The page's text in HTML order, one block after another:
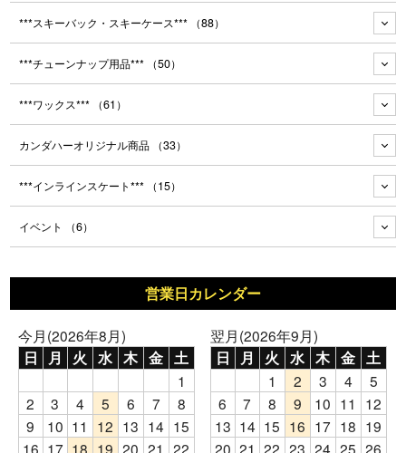
***スキーバック・スキーケース*** （88）
***チューンナップ用品*** （50）
***ワックス*** （61）
カンダハーオリジナル商品 （33）
***インラインスケート*** （15）
イベント （6）
営業日カレンダー
今月(2026年8月)
日 月 火 水 木 金 土
1
2
3 4 5 6 7
8
9
10 11 12 13 14 15
16 17 18 19 20 21 22
翌月(2026年9月)
日 月 火 水 木 金 土
1 2 3 4
5
6
7 8 9 10 11
12
13 14 15 16 17 18 19
20 21 22 23 24 25 26